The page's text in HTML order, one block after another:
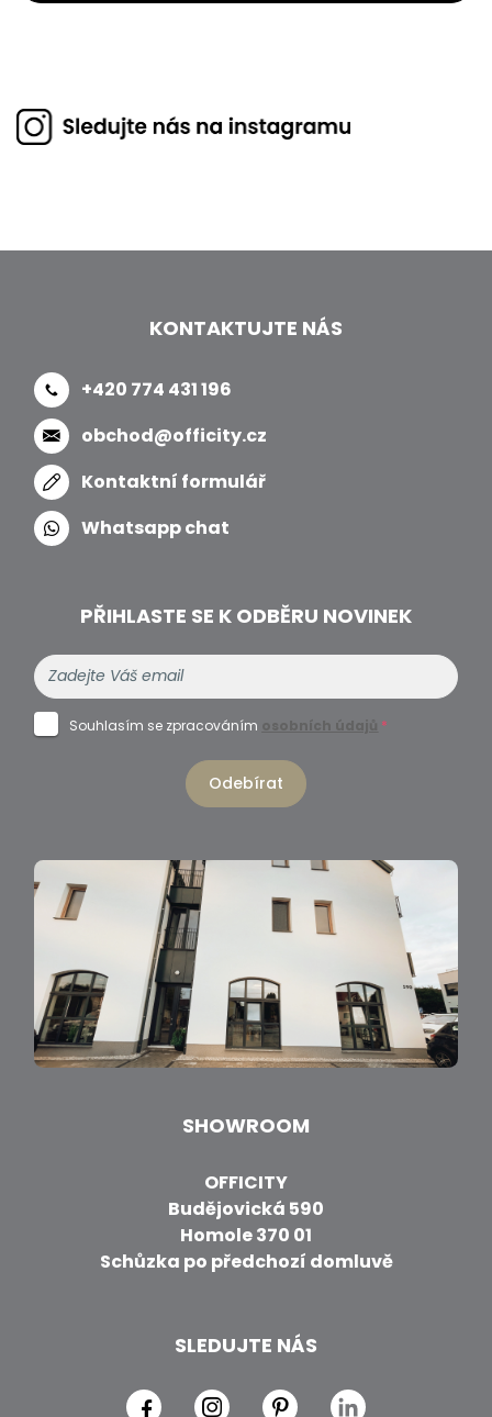
KONTAKTUJTE NÁS
+420 774 431 196
obchod@officity.cz
Kontaktní formulář
Whatsapp chat
PŘIHLASTE SE K ODBĚRU NOVINEK
Souhlasím se zpracováním osobních údajů *
Odebírat
SHOWROOM
OFFICITY
Budějovická 590
Homole 370 01
Schůzka po předchozí domluvě
SLEDUJTE NÁS